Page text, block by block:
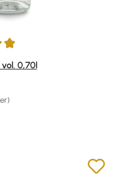
von 5 Sternen
0,70l
Preis: